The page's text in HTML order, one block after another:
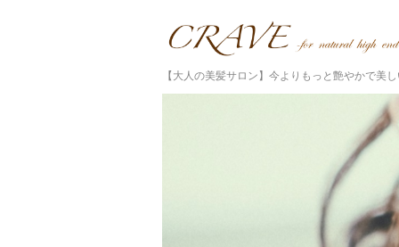
【大人の美髪サロン】今よりもっと艶やかで美